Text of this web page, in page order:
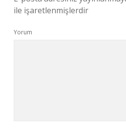
ile işaretlenmişlerdir
Yorum